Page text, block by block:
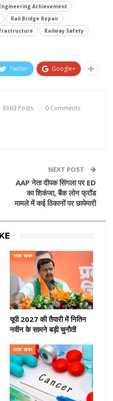
Achievement
Rail Bridge Repair
Railway Safety
Twitter Google+
6163 Posts 0 Comments
NEXT POST
AAP नेता दीपक सिंगला पर ED
का शिकंजा, बैंक लोन फ्रॉड
मामले में कई ठिकानों पर छापेमारी
ताज़ा खबर
यूपी 2027 की तैयारी में नितिन
नवीन के सामने बड़ी चुनौती
ताज़ा खबर